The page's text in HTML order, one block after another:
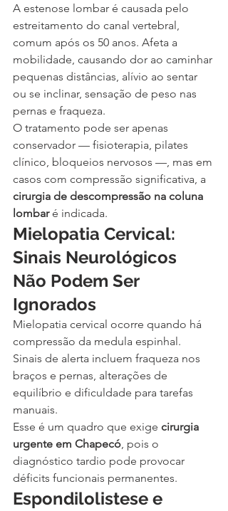
A estenose lombar é causada pelo
estreitamento do canal vertebral,
comum após os 50 anos. Afeta a
mobilidade, causando dor ao caminhar
pequenas distâncias, alívio ao sentar
ou se inclinar, sensação de peso nas
pernas e fraqueza.
O tratamento pode ser apenas
conservador — fisioterapia, pilates
clínico, bloqueios nervosos —, mas em
casos com compressão significativa, a
cirurgia de descompressão na coluna
lombar é indicada.
Mielopatia Cervical:
Sinais Neurológicos
Não Podem Ser
Ignorados
Mielopatia cervical ocorre quando há
compressão da medula espinhal.
Sinais de alerta incluem fraqueza nos
braços e pernas, alterações de
equilíbrio e dificuldade para tarefas
manuais.
Esse é um quadro que exige cirurgia
urgente em Chapecó, pois o
diagnóstico tardio pode provocar
déficits funcionais permanentes.
Espondilolistese e